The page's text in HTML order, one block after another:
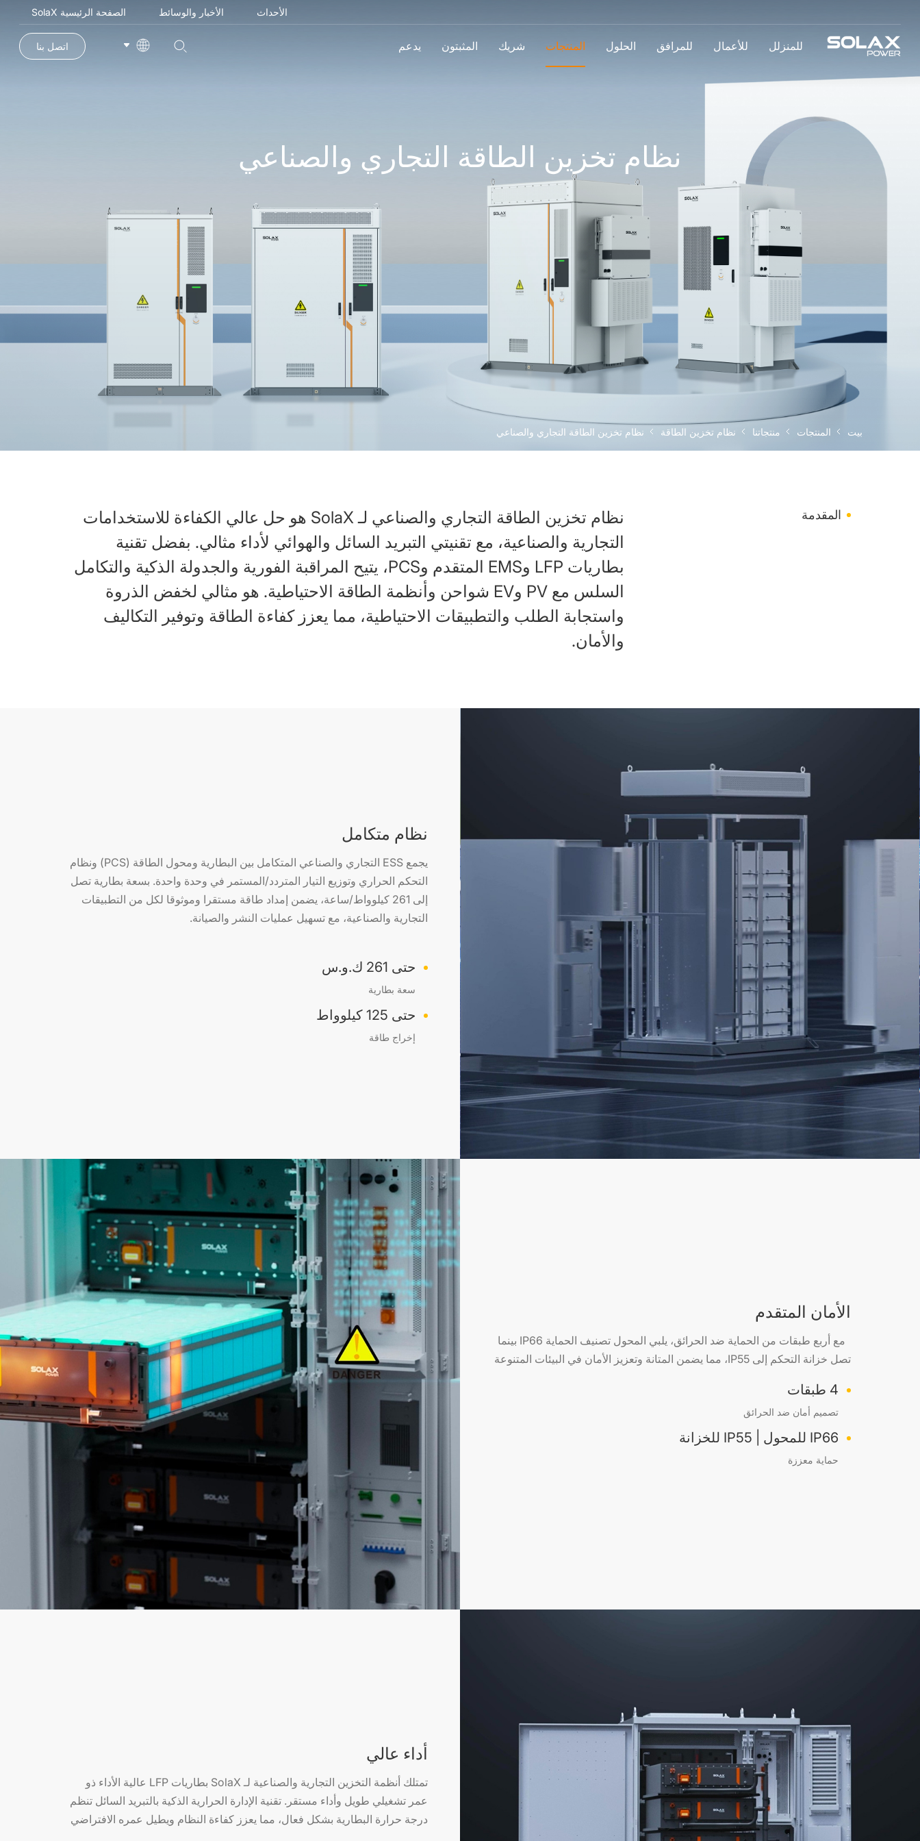
الأحداث الأخبار والوسائط الصفحة الرئيسية SolaX
للمنزلل للأعمال للمرافق الحلول المنتجات شريك المثبتون يدعم اتصل بنا
نظام تخزين الطاقة التجاري والصناعي
بيت المنتجات منتجاتنا نظام تخزين الطاقة نظام تخزين الطاقة التجاري والصناعي
المقدمة
نظام تخزين الطاقة التجاري والصناعي لـ SolaX هو حل عالي الكفاءة للاستخدامات
التجارية والصناعية، مع تقنيتي التبريد السائل والهوائي لأداء مثالي. بفضل تقنية
بطاريات LFP وEMS المتقدم وPCS، يتيح المراقبة الفورية والجدولة الذكية والتكامل
السلس مع PV وEV شواحن وأنظمة الطاقة الاحتياطية. هو مثالي لخفض الذروة
واستجابة الطلب والتطبيقات الاحتياطية، مما يعزز كفاءة الطاقة وتوفير التكاليف
والأمان.
نظام متكامل
يجمع ESS التجاري والصناعي المتكامل بين البطارية ومحول الطاقة (PCS) ونظام
التحكم الحراري وتوزيع التيار المتردد/المستمر في وحدة واحدة. بسعة بطارية تصل
إلى 261 كيلوواط/ساعة، يضمن إمداد طاقة مستقرا وموثوقا لكل من التطبيقات
التجارية والصناعية، مع تسهيل عمليات النشر والصيانة.
حتى 261 ك.و.س
سعة بطارية
حتى 125 كيلوواط
إخراج طاقة
الأمان المتقدم
مع أربع طبقات من الحماية ضد الحرائق، يلبي المحول تصنيف الحماية IP66 بينما
تصل خزانة التحكم إلى IP55، مما يضمن المتانة وتعزيز الأمان في البيئات المتنوعة
4 طبقات
تصميم أمان ضد الحرائق
IP66 للمحول | IP55 للخزانة
حماية معززة
أداء عالي
تمتلك أنظمة التخزين التجارية والصناعية لـ SolaX بطاريات LFP عالية الأداء ذو
عمر تشغيلي طويل وأداء مستقر. تقنية الإدارة الحرارية الذكية بالتبريد السائل تنظم
درجة حرارة البطارية بشكل فعال، مما يعزز كفاءة النظام ويطيل عمره الافتراضي